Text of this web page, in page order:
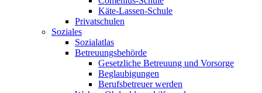
Käte-Lassen-Schule
Privatschulen
Soziales
Sozialatlas
Betreuungsbehörde
Gesetzliche Betreuung und Vorsorge
Beglaubigungen
Berufsbetreuer werden